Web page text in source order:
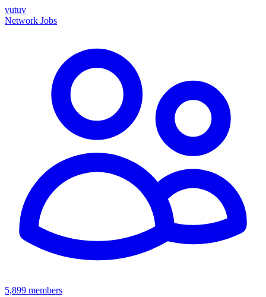
vutuv
Network Jobs
5,899 members